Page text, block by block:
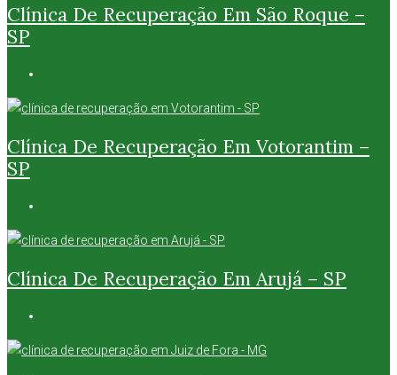
Clínica De Recuperação Em São Roque –
SP
Clínica De Recuperação Em Votorantim –
SP
Clínica De Recuperação Em Arujá – SP